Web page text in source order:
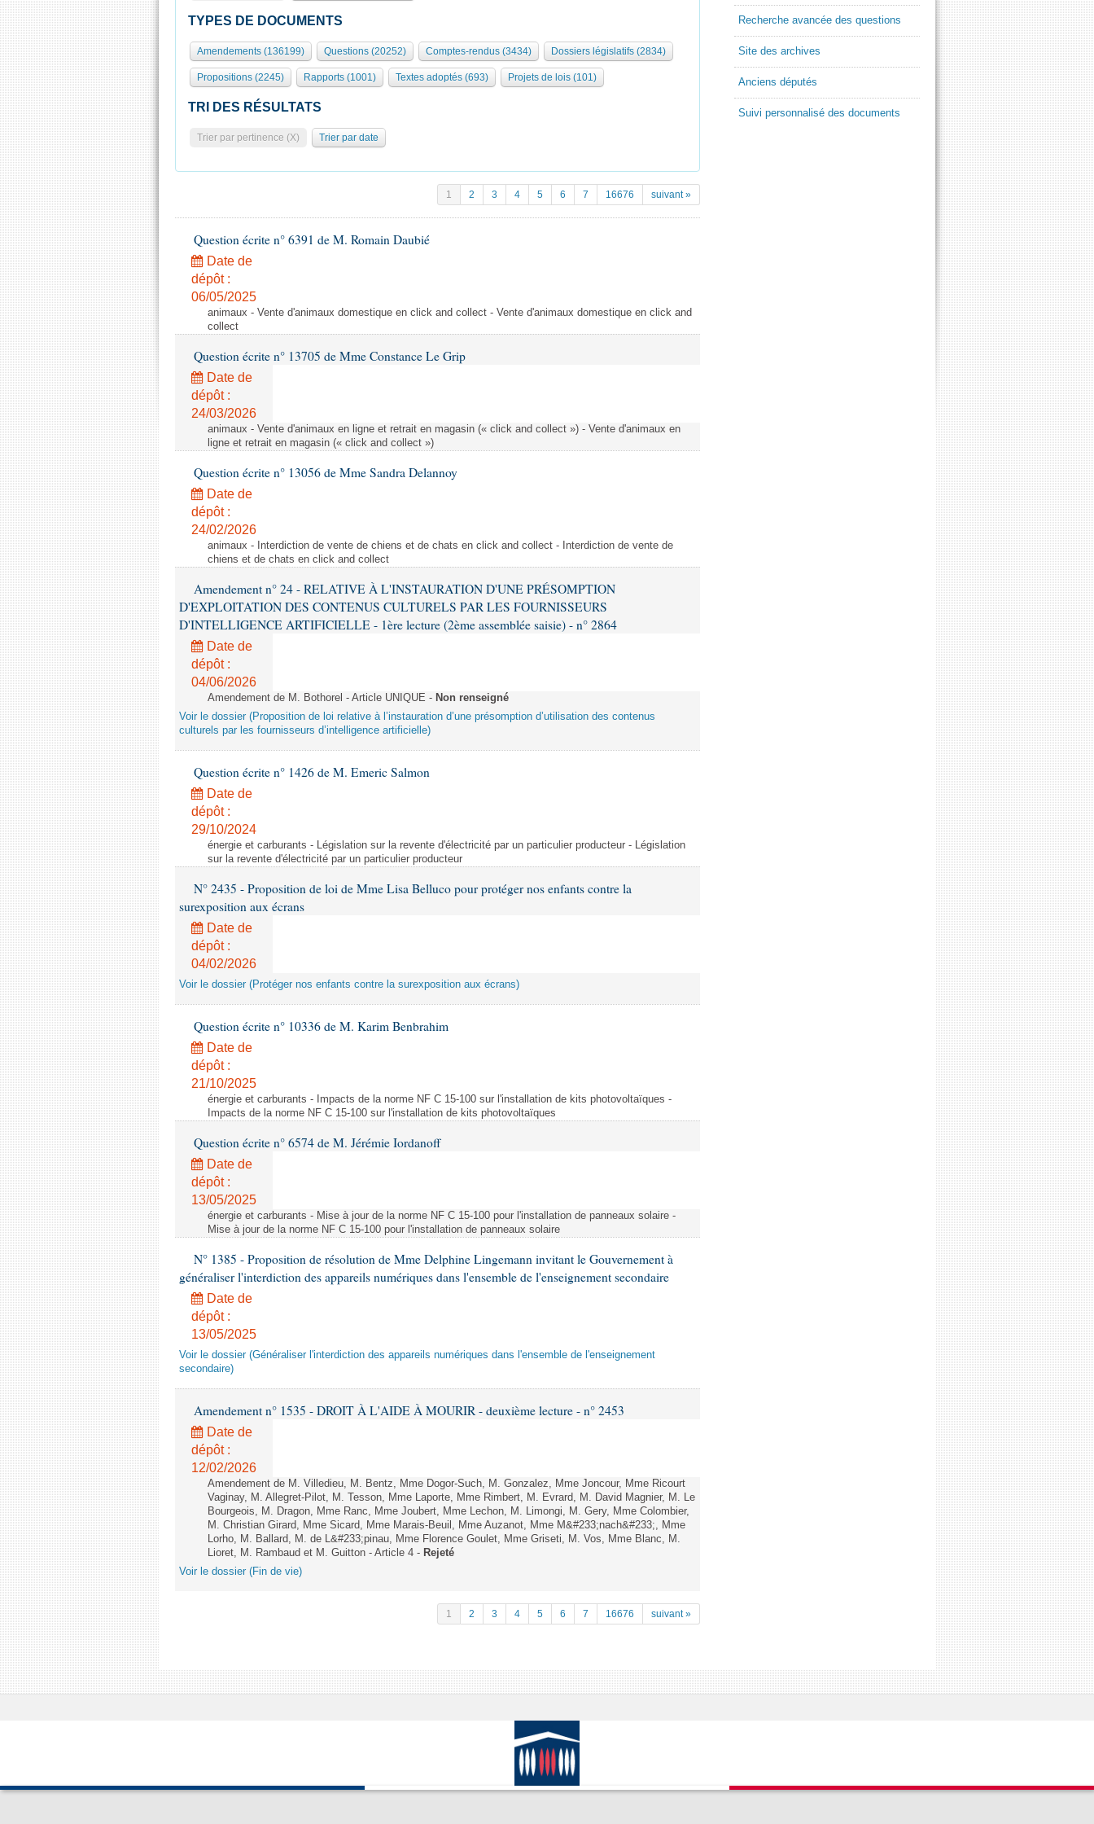
TYPES DE DOCUMENTS
Amendements (136199) Questions (20252) Comptes-rendus (3434) Dossiers législatifs (2834)
Propositions (2245) Rapports (1001) Textes adoptés (693) Projets de lois (101)
TRI DES RÉSULTATS
Trier par pertinence (X) Trier par date
1 2 3 4 5 6 7 16676 suivant »
Question écrite n° 6391 de M. Romain Daubié
Date de
dépôt :
06/05/2025
animaux - Vente d'animaux domestique en click and collect - Vente d'animaux domestique en click and
collect
Question écrite n° 13705 de Mme Constance Le Grip
Date de
dépôt :
24/03/2026
animaux - Vente d'animaux en ligne et retrait en magasin (« click and collect ») - Vente d'animaux en
ligne et retrait en magasin (« click and collect »)
Question écrite n° 13056 de Mme Sandra Delannoy
Date de
dépôt :
24/02/2026
animaux - Interdiction de vente de chiens et de chats en click and collect - Interdiction de vente de
chiens et de chats en click and collect
Amendement n° 24 - RELATIVE À L'INSTAURATION D'UNE PRÉSOMPTION
D'EXPLOITATION DES CONTENUS CULTURELS PAR LES FOURNISSEURS
D'INTELLIGENCE ARTIFICIELLE - 1ère lecture (2ème assemblée saisie) - n° 2864
Date de
dépôt :
04/06/2026
Amendement de M. Bothorel - Article UNIQUE - Non renseigné
Voir le dossier (Proposition de loi relative à l’instauration d’une présomption d’utilisation des contenus
culturels par les fournisseurs d’intelligence artificielle)
Question écrite n° 1426 de M. Emeric Salmon
Date de
dépôt :
29/10/2024
énergie et carburants - Législation sur la revente d'électricité par un particulier producteur - Législation
sur la revente d'électricité par un particulier producteur
N° 2435 - Proposition de loi de Mme Lisa Belluco pour protéger nos enfants contre la
surexposition aux écrans
Date de
dépôt :
04/02/2026
Voir le dossier (Protéger nos enfants contre la surexposition aux écrans)
Question écrite n° 10336 de M. Karim Benbrahim
Date de
dépôt :
21/10/2025
énergie et carburants - Impacts de la norme NF C 15-100 sur l'installation de kits photovoltaïques -
Impacts de la norme NF C 15-100 sur l'installation de kits photovoltaïques
Question écrite n° 6574 de M. Jérémie Iordanoff
Date de
dépôt :
13/05/2025
énergie et carburants - Mise à jour de la norme NF C 15-100 pour l'installation de panneaux solaire -
Mise à jour de la norme NF C 15-100 pour l'installation de panneaux solaire
N° 1385 - Proposition de résolution de Mme Delphine Lingemann invitant le Gouvernement à
généraliser l'interdiction des appareils numériques dans l'ensemble de l'enseignement secondaire
Date de
dépôt :
13/05/2025
Voir le dossier (Généraliser l'interdiction des appareils numériques dans l'ensemble de l'enseignement
secondaire)
Amendement n° 1535 - DROIT À L'AIDE À MOURIR - deuxième lecture - n° 2453
Date de
dépôt :
12/02/2026
Amendement de M. Villedieu, M. Bentz, Mme Dogor-Such, M. Gonzalez, Mme Joncour, Mme Ricourt
Vaginay, M. Allegret-Pilot, M. Tesson, Mme Laporte, Mme Rimbert, M. Evrard, M. David Magnier, M. Le
Bourgeois, M. Dragon, Mme Ranc, Mme Joubert, Mme Lechon, M. Limongi, M. Gery, Mme Colombier,
M. Christian Girard, Mme Sicard, Mme Marais-Beuil, Mme Auzanot, Mme M&#233;nach&#233;, Mme
Lorho, M. Ballard, M. de L&#233;pinau, Mme Florence Goulet, Mme Griseti, M. Vos, Mme Blanc, M.
Lioret, M. Rambaud et M. Guitton - Article 4 - Rejeté
Voir le dossier (Fin de vie)
1 2 3 4 5 6 7 16676 suivant »
Recherche avancée des questions
Site des archives
Anciens députés
Suivi personnalisé des documents